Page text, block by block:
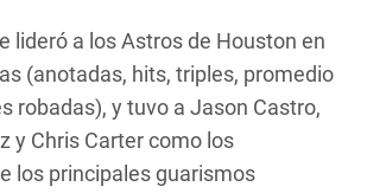
lideró a los Astros de Houston en
(anotadas, hits, triples, promedio
robadas), y tuvo a Jason Castro,
y Chris Carter como los
los principales guarismos